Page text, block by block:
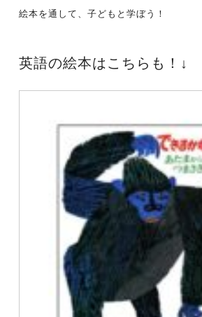
絵本を通して、子どもと学ぼう！
英語の絵本はこちらも！↓